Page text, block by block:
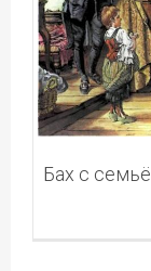
Бах с